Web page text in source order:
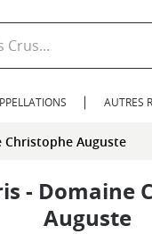
AUTRES
Christophe Auguste
- Domaine
Auguste